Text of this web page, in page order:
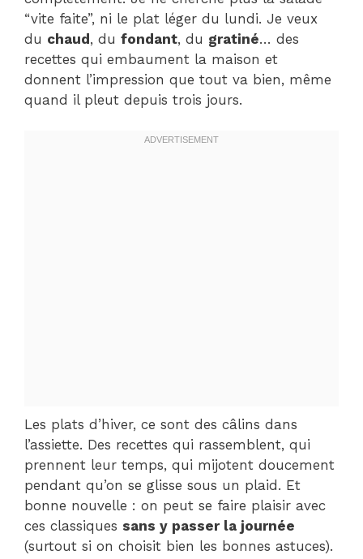
“vite faite”, ni le plat léger du lundi. Je veux
du chaud, du fondant, du gratiné… des
recettes qui embaument la maison et
donnent l’impression que tout va bien, même
quand il pleut depuis trois jours.
Les plats d’hiver, ce sont des câlins dans
l’assiette. Des recettes qui rassemblent, qui
prennent leur temps, qui mijotent doucement
pendant qu’on se glisse sous un plaid. Et
bonne nouvelle : on peut se faire plaisir avec
ces classiques sans y passer la journée
(surtout si on choisit bien les bonnes astuces).